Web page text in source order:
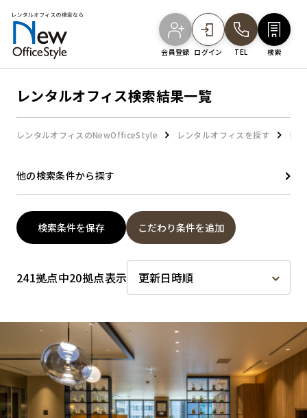
会員登録 ログイン TEL 検索
オフィスを探す
駅・路線から探す
地図から探す
キャンペーンから探す
ブランドから探す
レンタルオフィス検索結果一覧
レンタルオフィスのNewOfficeStyle レンタルオフィスを探す レ
他の検索条件から探す
検索条件を保存 こだわり条件を追加
241拠点中20拠点表示